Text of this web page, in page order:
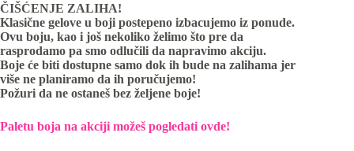
bila:
300,00 rsd.
195,00 rsd.
ČIŠĆENJE ZALIHA!
Klasične gelove u boji postepeno izbacujemo iz ponude.
Ovu boju, kao i još nekoliko želimo što pre da
rasprodamo pa smo odlučili da napravimo akciju.
Boje će biti dostupne samo dok ih bude na zalihama jer
više ne planiramo da ih poručujemo!
Požuri da ne ostaneš bez željene boje!
Paletu boja na akciji možeš pogledati ovde!